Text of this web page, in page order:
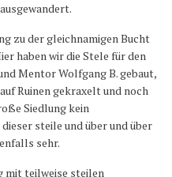
zu der gleichnamigen Bucht
haben wir die Stele für den
Mentor Wolfgang B. gebaut,
Ruinen gekraxelt und noch
Siedlung kein
steile und über und über
sehr.
mit teilweise steilen